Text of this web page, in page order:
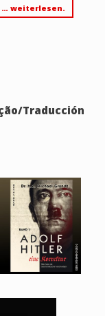
… weiterlesen.
Traducción